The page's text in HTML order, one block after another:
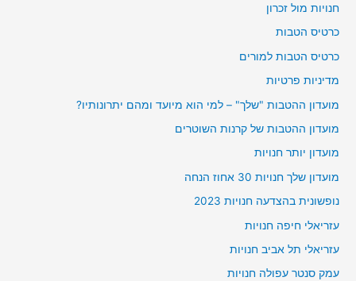
חנויות מול זכרון
כרטיס הטבות
כרטיס הטבות למורים
מדיניות פרטיות
מועדון ההטבות "שלך" – למי הוא מיועד ומהם יתרונותיו?
מועדון ההטבות של קרנות השוטרים
מועדון יותר חנויות
מועדון שלך חנויות 30 אחוז הנחה
נופשונית בהצדעה חנויות 2023
עזריאלי חיפה חנויות
עזריאלי תל אביב חנויות
עמק סנטר עפולה חנויות